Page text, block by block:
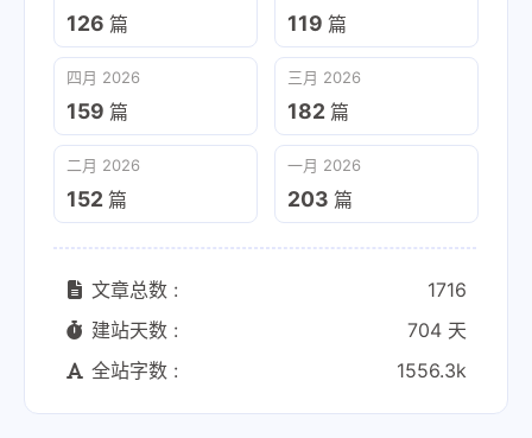
126 篇 119 篇
四月 2026
159 篇
三月 2026
182 篇
二月 2026
152 篇
一月 2026
203 篇
文章总数 :
1716
建站天数 :
704 天
全站字数 :
1556.3k